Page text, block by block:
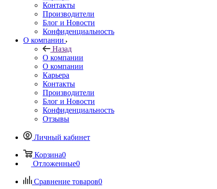
Контакты
Производители
Блог и Новости
Конфиденциальность
О компании
Назад
О компании
О компании
Карьера
Контакты
Производители
Блог и Новости
Конфиденциальность
Отзывы
Личный кабинет
Корзина0
Отложенные0
Сравнение товаров0